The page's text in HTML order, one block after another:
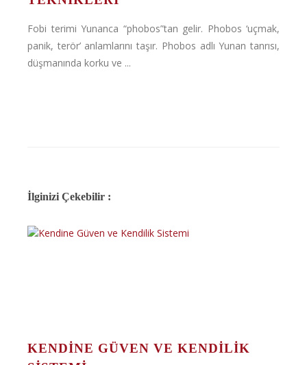
Fobi terimi Yunanca “phobos”tan gelir. Phobos ‘uçmak,
panik, terör’ anlamlarını taşır. Phobos adlı Yunan tanrısı,
düşmanında korku ve ...
İlginizi Çekebilir :
KENDINE GÜVEN VE KENDILIK